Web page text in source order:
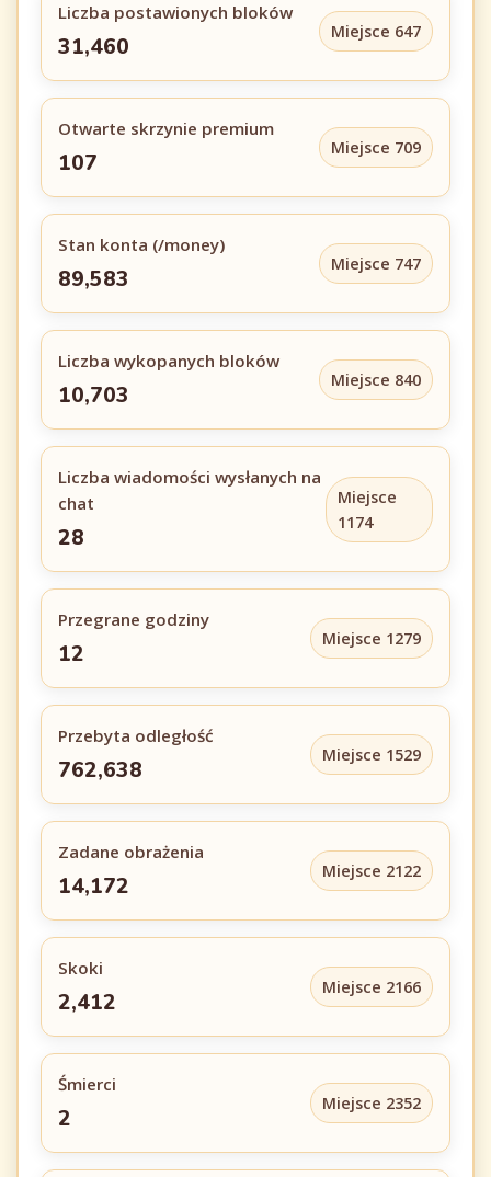
Liczba postawionych bloków
31,460
Miejsce 647
Otwarte skrzynie premium
107
Miejsce 709
Stan konta (/money)
89,583
Miejsce 747
Liczba wykopanych bloków
10,703
Miejsce 840
Liczba wiadomości wysłanych na
chat
28
Miejsce
1174
Przegrane godziny
12
Miejsce 1279
Przebyta odległość
762,638
Miejsce 1529
Zadane obrażenia
14,172
Miejsce 2122
Skoki
2,412
Miejsce 2166
Śmierci
2
Miejsce 2352